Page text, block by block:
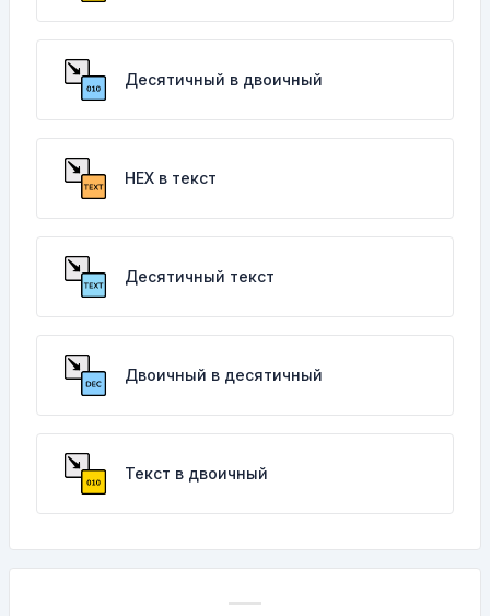
Десятичный в двоичный
HEX в текст
Десятичный текст
Двоичный в десятичный
Текст в двоичный